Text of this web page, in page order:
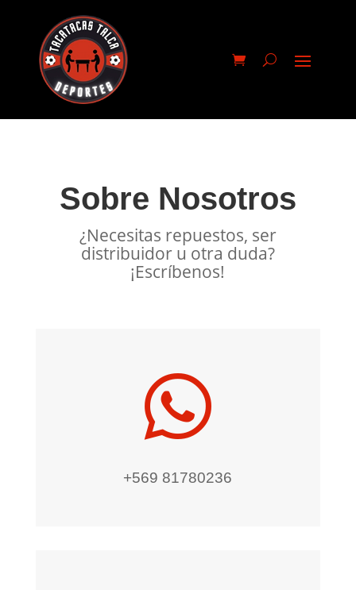
Sobre Nosotros
¿Necesitas repuestos, ser
distribuidor u otra duda?
¡Escríbenos!

+569 81780236